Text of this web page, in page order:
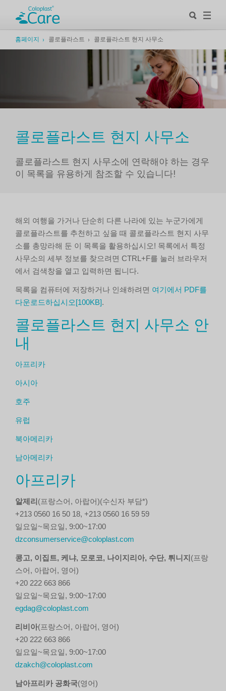
홈페이지 콜로플라스트 콜로플라스트 현지 사무소
콜로플라스트 현지 사무소
콜로플라스트 현지 사무소에 연락해야 하는 경우
이 목록을 유용하게 참조할 수 있습니다!
해외 여행을 가거나 단순히 다른 나라에 있는 누군가에게
콜로플라스트를 추천하고 싶을 때 콜로플라스트 현지 사무
소를 총망라해 둔 이 목록을 활용하십시오! 목록에서 특정
사무소의 세부 정보를 찾으려면 CTRL+F를 눌러 브라우저
에서 검색창을 열고 입력하면 됩니다.
목록을 컴퓨터에 저장하거나 인쇄하려면 여기에서 PDF를
다운로드하십시오[100KB].
콜로플라스트 현지 사무소 안
내
아프리카
아시아
호주
유럽
북아메리카
남아메리카
아프리카
알제리 (프랑스어, 아랍어)(수신자 부담*)
+213 0560 16 50 18, +213 0560 16 59 59
일요일~목요일, 9:00~17:00
dzconsumerservice@coloplast.com
콩고, 이집트, 케냐, 모로코, 나이지리아, 수단, 튀니지 (프랑
스어, 아랍어, 영어)
+20 222 663 866
일요일~목요일, 9:00~17:00
egdag@coloplast.com
리비아(프랑스어, 아랍어, 영어)
+20 222 663 866
일요일~목요일, 9:00~17:00
dzakch@coloplast.com
남아프리카 공화국(영어)